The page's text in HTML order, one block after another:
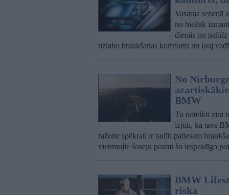
Vasaras sezonā
no biežāk
dienās tas
uzlabo braukšanas komfortu un ļauj
No
BMW
Tu noteikti zini
izjūti, kā tavs
ražotie spēkrati ir radīti patiesam
vienmuļie šoseju posmi šo iespaidīgo
BMW
riska